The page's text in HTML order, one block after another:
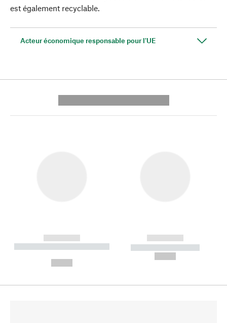
est également recyclable.
Acteur économique responsable pour l'UE
------------
----------- ----------- --------
------------
----------- -----------